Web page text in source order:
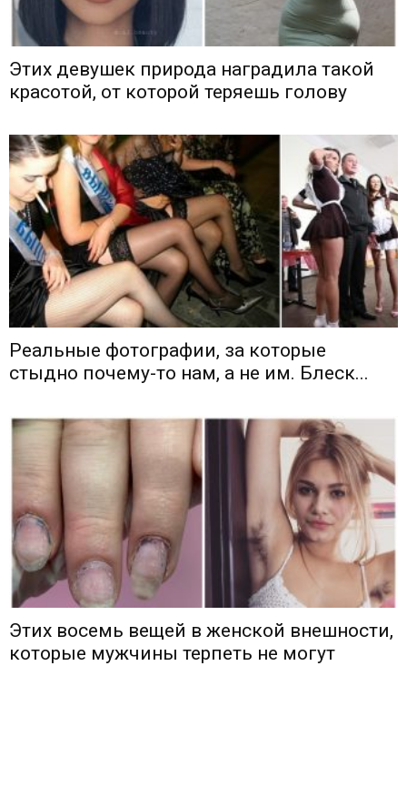
Этих девушек природа наградила такой
красотой, от которой теряешь голову
Реальные фотографии, за которые
стыдно почему-то нам, а не им. Блеск...
Этих восемь вещей в женской внешности,
которые мужчины терпеть не могут